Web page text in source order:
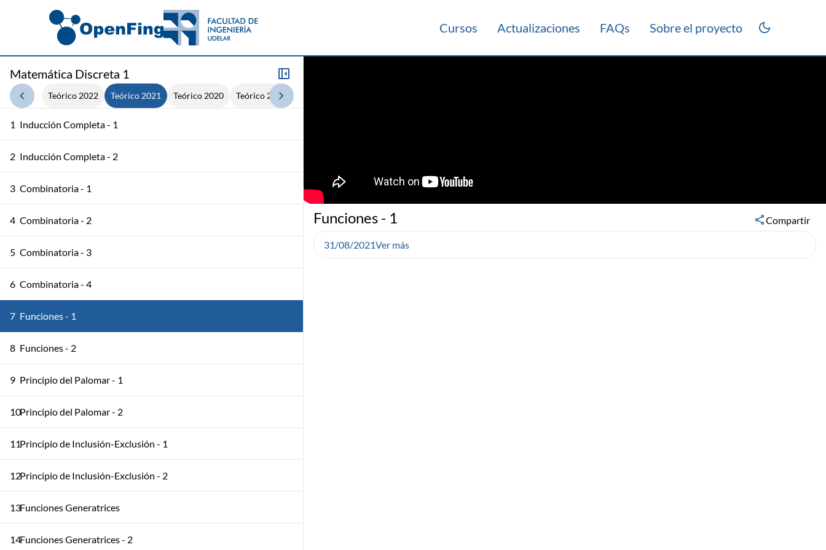
Cursos Actualizaciones FAQs Sobre el proyecto
Matemática Discreta 1
Teórico 2022 Teórico 2021 Teórico 2020 Teórico 2013
1 Inducción Completa - 1
2 Inducción Completa - 2
3 Combinatoria - 1
4 Combinatoria - 2
5 Combinatoria - 3
6 Combinatoria - 4
7 Funciones - 1
8 Funciones - 2
9 Principio del Palomar - 1
10Principio del Palomar - 2
11Principio de Inclusión-Exclusión - 1
12Principio de Inclusión-Exclusión - 2
13Funciones Generatrices
14Funciones Generatrices - 2
Funciones - 1 Compartir
31/08/2021Ver más